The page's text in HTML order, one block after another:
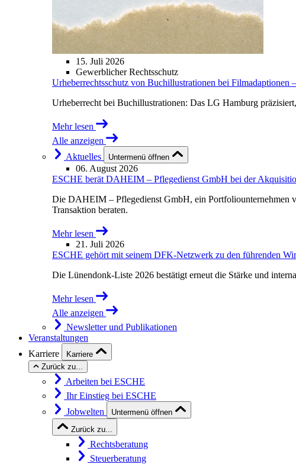
15. Juli 2026
Gewerblicher Rechtsschutz
Urheberrechtsschutz von Buchillustrationen bei Filmadaptionen
Urheberrecht bei Buchillustrationen: Das LG Hamburg
Mehr lesen
Alle anzeigen
Aktuelles
Untermenü öffnen
06. August 2026
ESCHE berät DAHEIM – Pflegedienst GmbH bei der
Die DAHEIM – Pflegedienst GmbH, ein Portfoliounternehmen
Transaktion beraten.
Mehr lesen
21. Juli 2026
ESCHE gehört mit seinem DFK-Netzwerk zu den führenden
Die Lünendonk-Liste 2026 bestätigt erneut die Stärke und
Mehr lesen
Alle anzeigen
Newsletter und Publikationen
Veranstaltungen
Karriere
Karriere
Zurück zu...
Arbeiten bei ESCHE
Ihr Einstieg bei ESCHE
Jobwelten
Untermenü öffnen
Zurück zu...
Rechtsberatung
Steuerberatung